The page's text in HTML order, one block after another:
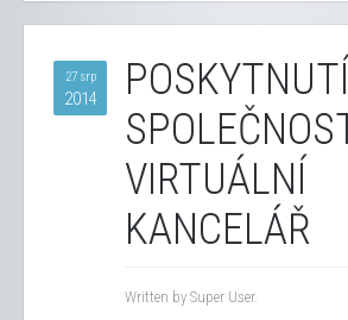
27 srp
2014
VIRTUÁLNÍ
KANCELÁŘ
Written by Super User.